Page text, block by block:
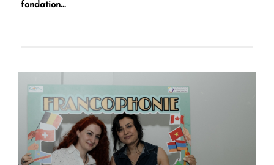
fondation...